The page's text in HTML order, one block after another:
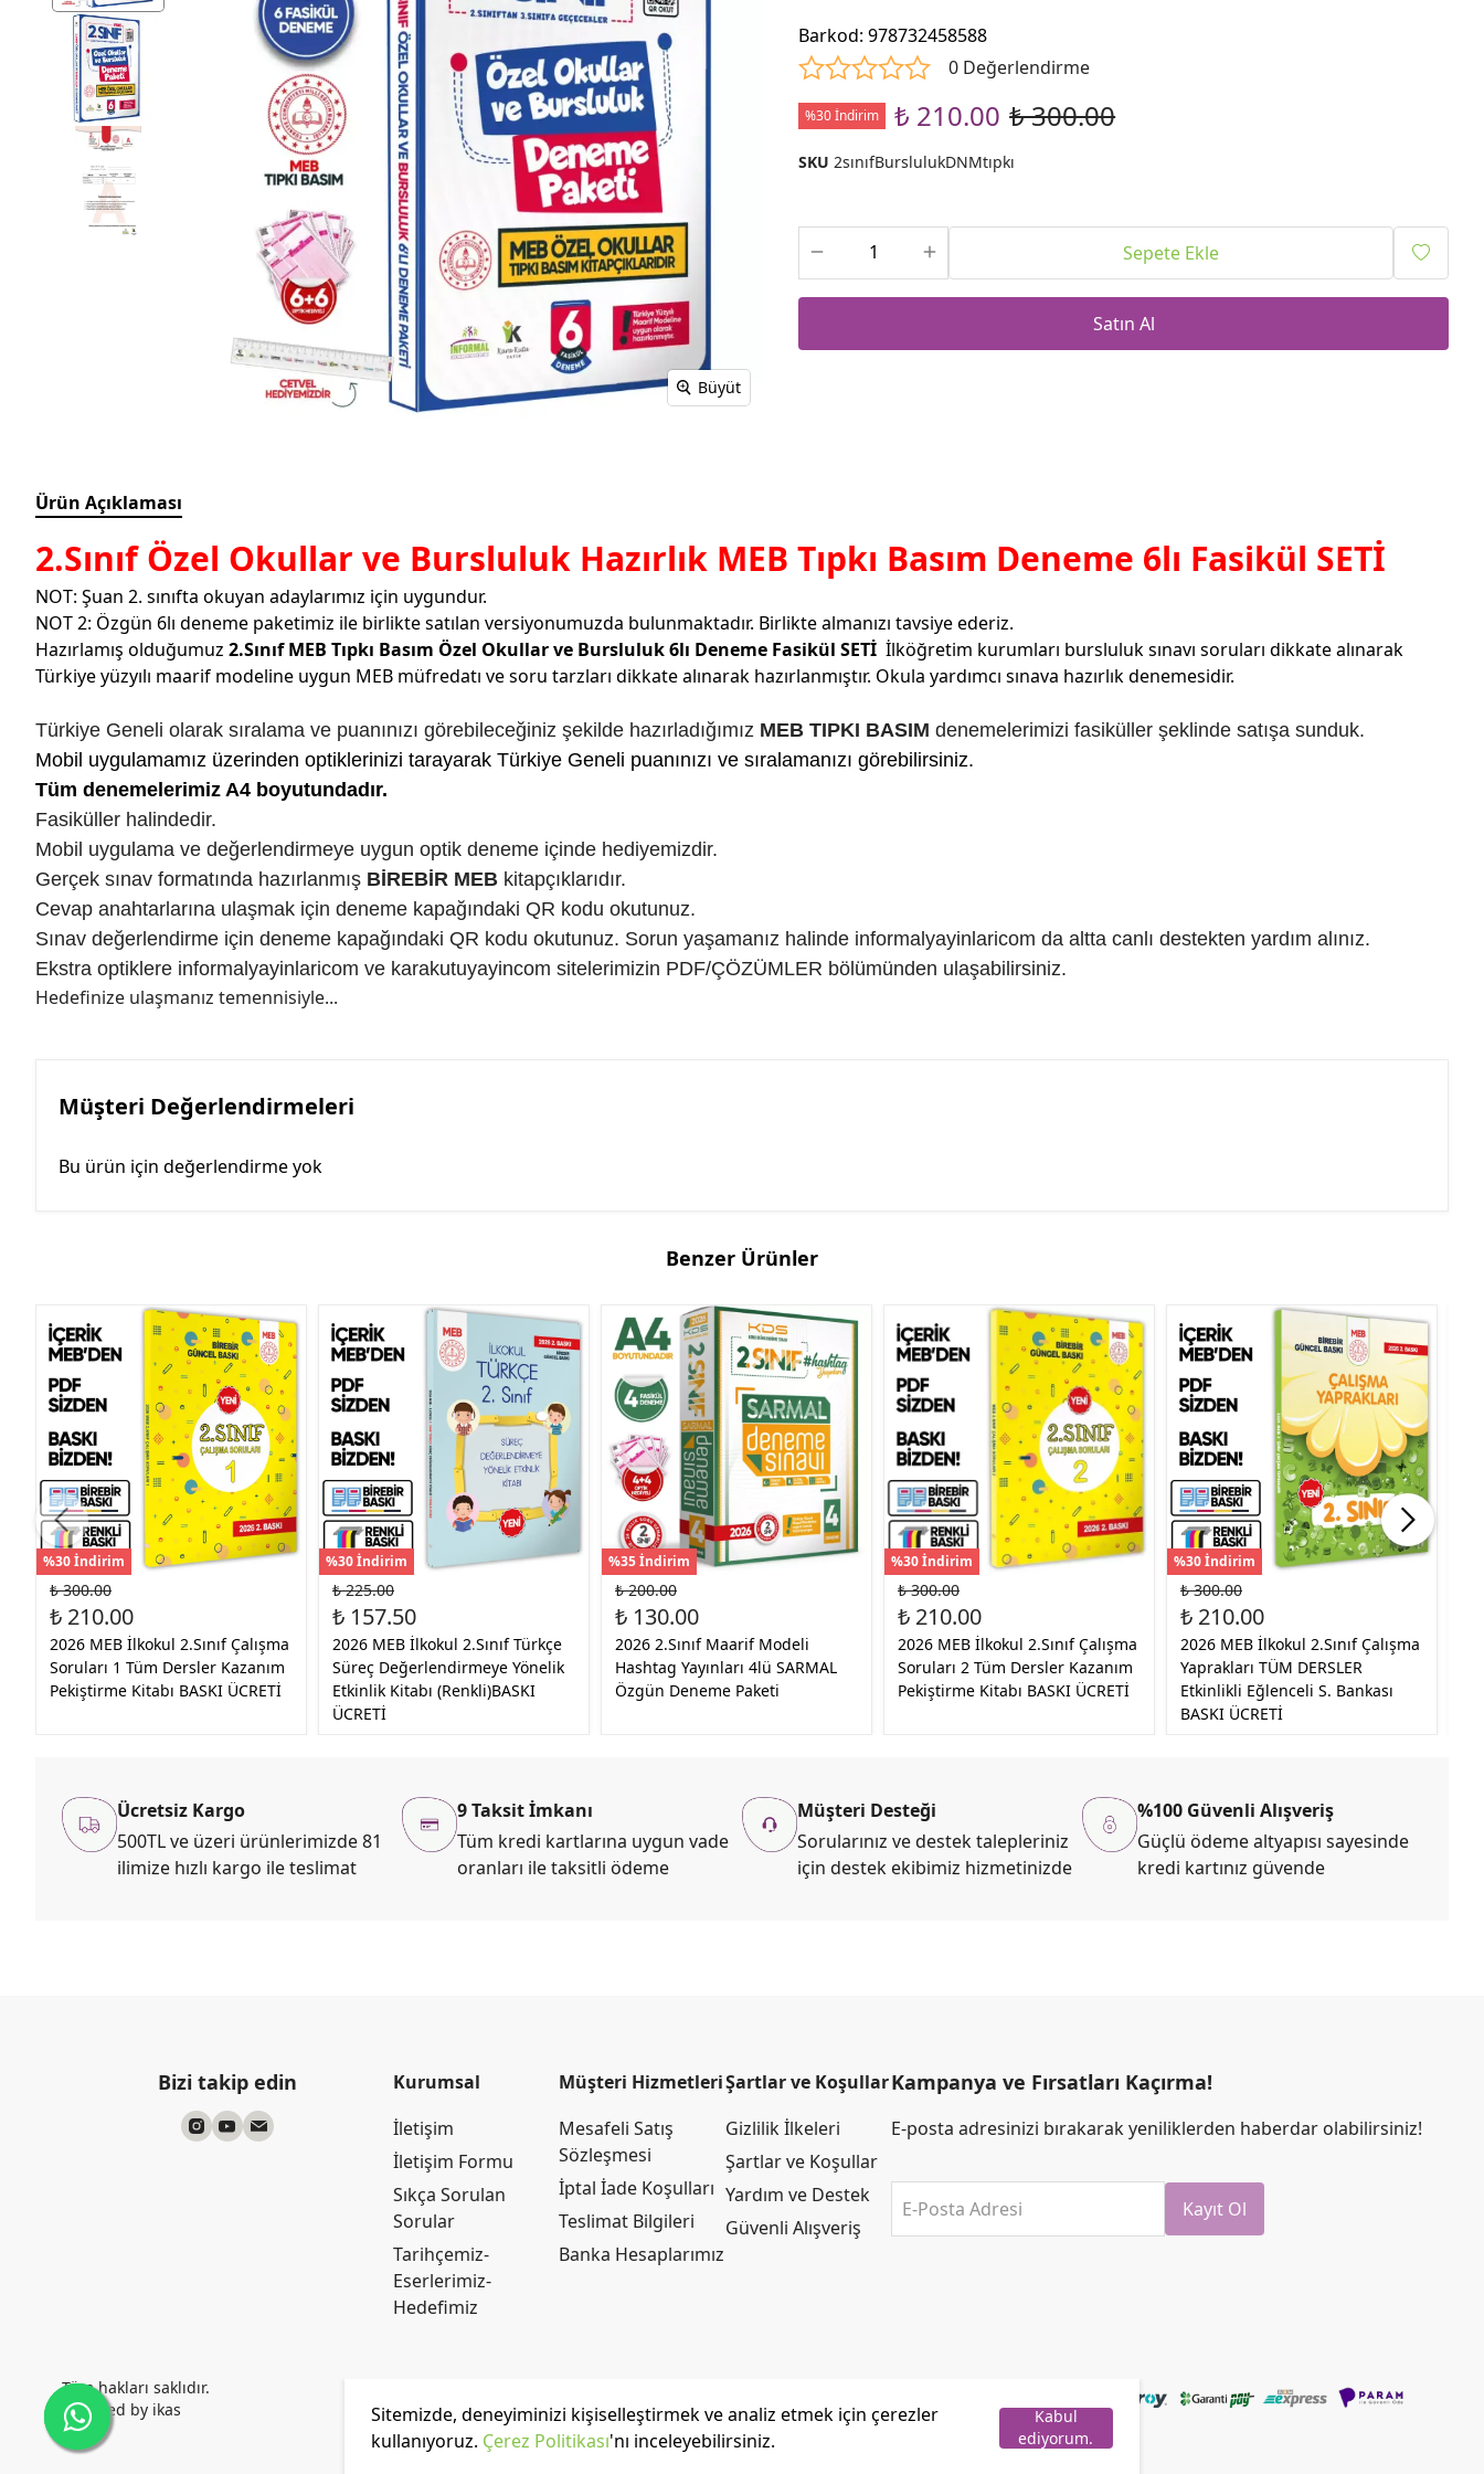
Sitemizde, deneyiminizi kişiselleştirmek ve analiz etmek için çerezler
kullanıyoruz. Çerez Politikası'nı inceleyebilirsiniz.
Kabul
ediyorum.
Büyüt
Barkod:978732458588
0 Değerlendirme
%30 İndirim ₺ 210.00 ₺ 300.00
SKU 2sınıfBurslulukDNMtıpkı
Sepete Ekle
Satın Al
Ürün Açıklaması
2.Sınıf Özel Okullar ve Bursluluk Hazırlık MEB Tıpkı Basım Deneme 6lı Fasikül SETİ
NOT: Şuan 2. sınıfta okuyan adaylarımız için uygundur.
NOT 2: Özgün 6lı deneme paketimiz ile birlikte satılan versiyonumuzda bulunmaktadır. Birlikte almanızı tavsiye ederiz.
Hazırlamış olduğumuz 2.Sınıf MEB Tıpkı Basım Özel Okullar ve Bursluluk 6lı Deneme Fasikül SETİ İlköğretim kurumları bursluluk sınavı soruları dikkate alınarak
Türkiye yüzyılı maarif modeline uygun MEB müfredatı ve soru tarzları dikkate alınarak hazırlanmıştır. Okula yardımcı sınava hazırlık denemesidir.
Türkiye Geneli olarak sıralama ve puanınızı görebileceğiniz şekilde hazırladığımız MEB TIPKI BASIM denemelerimizi fasiküller şeklinde satışa sunduk.
Mobil uygulamamız üzerinden optiklerinizi tarayarak Türkiye Geneli puanınızı ve sıralamanızı görebilirsiniz.
Tüm denemelerimiz A4 boyutundadır.
Fasiküller halindedir.
Mobil uygulama ve değerlendirmeye uygun optik deneme içinde hediyemizdir.
Gerçek sınav formatında hazırlanmış BİREBİR MEB kitapçıklarıdır.
Cevap anahtarlarına ulaşmak için deneme kapağındaki QR kodu okutunuz.
Sınav değerlendirme için deneme kapağındaki QR kodu okutunuz. Sorun yaşamanız halinde informalyayinlaricom da altta canlı destekten yardım alınız.
Ekstra optiklere informalyayinlaricom ve karakutuyayincom sitelerimizin PDF/ÇÖZÜMLER bölümünden ulaşabilirsiniz.
Hedefinize ulaşmanız temennisiyle...
Müşteri Değerlendirmeleri
Bu ürün için değerlendirme yok
Benzer Ürünler
%30 İndirim
₺ 300.00
₺ 210.00
2026 MEB İlkokul 2.Sınıf Çalışma
Soruları 1 Tüm Dersler Kazanım
Pekiştirme Kitabı BASKI ÜCRETİ
%30 İndirim
₺ 225.00
₺ 157.50
2026 MEB İlkokul 2.Sınıf Türkçe
Süreç Değerlendirmeye Yönelik
Etkinlik Kitabı (Renkli)BASKI
ÜCRETİ
%35 İndirim
₺ 200.00
₺ 130.00
2026 2.Sınıf Maarif Modeli
Hashtag Yayınları 4lü SARMAL
Özgün Deneme Paketi
%30 İndirim
₺ 300.00
₺ 210.00
2026 MEB İlkokul 2.Sınıf Çalışma
Soruları 2 Tüm Dersler Kazanım
Pekiştirme Kitabı BASKI ÜCRETİ
%30 İndirim
₺ 300.00
₺ 210.00
2026 MEB İlkokul 2.Sınıf Çalışma
Yaprakları TÜM DERSLER
Etkinlikli Eğlenceli S. Bankası
BASKI ÜCRETİ
Ücretsiz Kargo
500TL ve üzeri ürünlerimizde 81
ilimize hızlı kargo ile teslimat
9 Taksit İmkanı
Tüm kredi kartlarına uygun vade
oranları ile taksitli ödeme
Müşteri Desteği
Sorularınız ve destek talepleriniz
için destek ekibimiz hizmetinizde
%100 Güvenli Alışveriş
Güçlü ödeme altyapısı sayesinde
kredi kartınız güvende
Bizi takip edin
Kurumsal
İletişim
İletişim Formu
Sıkça Sorulan
Sorular
Tarihçemiz-
Eserlerimiz-
Hedefimiz
Müşteri Hizmetleri
Mesafeli Satış
Sözleşmesi
İptal İade Koşulları
Teslimat Bilgileri
Banka Hesaplarımız
Şartlar ve Koşullar
Gizlilik İlkeleri
Şartlar ve Koşullar
Yardım ve Destek
Güvenli Alışveriş
Kampanya ve Fırsatları Kaçırma!
E-posta adresinizi bırakarak yeniliklerden haberdar olabilirsiniz!
E-Posta Adresi Kayıt Ol
Tüm hakları saklıdır.
Powered by ikas